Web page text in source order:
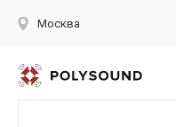
Москва